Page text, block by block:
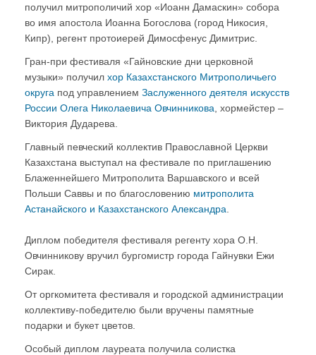
получил митрополичий хор «Иоанн Дамаскин» собора
во имя апостола Иоанна Богослова (город Никосия,
Кипр), регент протоиерей Димосфенус Димитрис.
Гран-при фестиваля «Гайновские дни церковной
музыки» получил хор Казахстанского Митрополичьего
округа под управлением Заслуженного деятеля искусств
России Олега Николаевича Овчинникова , хормейстер –
Виктория Дударева.
Главный певческий коллектив Православной Церкви
Казахстана выступал на фестивале по приглашению
Блаженнейшего Митрополита Варшавского и всей
Польши Саввы и по благословению митрополита
Астанайского и Казахстанского Александра
Диплом победителя фестиваля регенту хора О.Н.
Овчинникову вручил бургомистр города Гайнувки Ежи
Сирак.
От оргкомитета фестиваля и городской администрации
коллективу-победителю были вручены памятные
подарки и букет цветов.
Особый диплом лауреата получила солистка